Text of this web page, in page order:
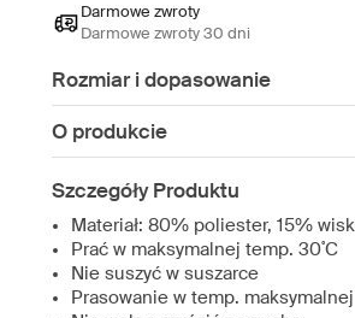
Darmowe zwroty
Darmowe zwroty 30 dni
Rozmiar i dopasowanie
O produkcie
Szczegóły Produktu
Materiał: 80% poliester, 15%
Prać w maksymalnej temp. 30˚C
Nie suszyć w suszarce
Prasowanie w temp. maksymalnej